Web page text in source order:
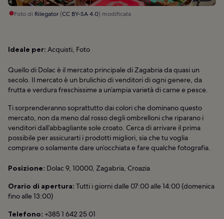
Foto di Rilegator(CC BY-SA 4.0) modificata
Ideale per: Acquisti, Foto
Quello di Dolac è il mercato principale di Zagabria da quasi un
secolo. Il mercato è un brulichio di venditori di ogni genere, da
frutta e verdura freschissime a un’ampia varietà di carne e pesce.
Ti sorprenderanno soprattutto dai colori che dominano questo
mercato, non da meno dal rosso degli ombrelloni che riparano i
venditori dall’abbagliante sole croato. Cerca di arrivare il prima
possibile per assicurarti i prodotti migliori, sia che tu voglia
comprare o solamente dare un’occhiata e fare qualche fotografia.
Posizione: Dolac 9, 10000, Zagabria, Croazia
Orario di apertura: Tutti i giorni dalle 07:00 alle 14:00 (domenica
fino alle 13:00)
Telefono: +385 1 642 25 01